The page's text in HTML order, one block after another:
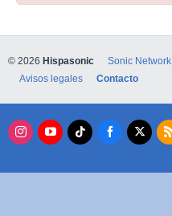
© 2026 Hispasonic Sonic Network
Avisos legales
Contacto